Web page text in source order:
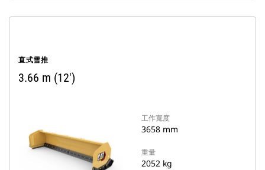
直式雪推
3.66 m (12')
工作寬度
3658 mm
重量
2052 kg